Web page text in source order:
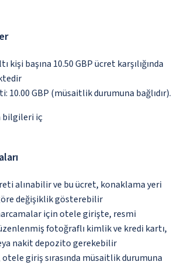
kişi başına 10.50 GBP ücret karşılığında
10.00 GBP (müsaitlik durumuna bağlıdır).
bilgileri iç
alınabilir ve bu ücret, konaklama yeri
değişiklik gösterebilir
için otele girişte, resmi
fotoğraflı kimlik ve kredi kartı,
nakit depozito gerekebilir
giriş sırasında müsaitlik durumuna